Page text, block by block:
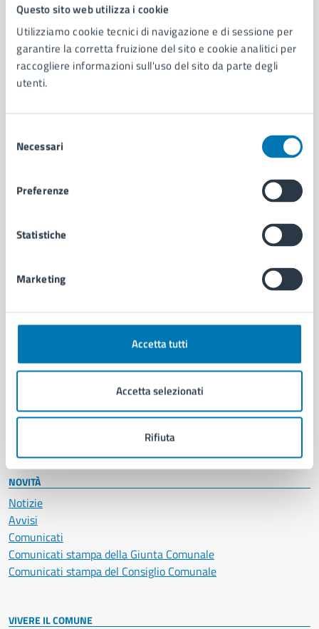
Questo sito web utilizza i cookie
Utilizziamo cookie tecnici di navigazione e di sessione per
garantire la corretta fruizione del sito e cookie analitici per
raccogliere informazioni sull'uso del sito da parte degli
utenti.
delNecessari
Preferenze
Statistiche
Marketing
Accetta tutti
Accetta selezionati
Rifiuta
AMMINISTRAZIONE
Aree amministrative
Organi di governo
Municipalità
Politici
Intranet, posta aziendale e protocollo
CATEGORIE DI SERVIZIO
Anagrafe e stato civile
Documenti e certificati
Giustizia e sicurezza pubblica
Salute, benessere e assistenza
Servizi Cimiteriali
NOVITÀ
Notizie
Avvisi
Comunicati
Comunicati stampa della Giunta Comunale
Comunicati stampa del Consiglio Comunale
VIVERE IL COMUNE